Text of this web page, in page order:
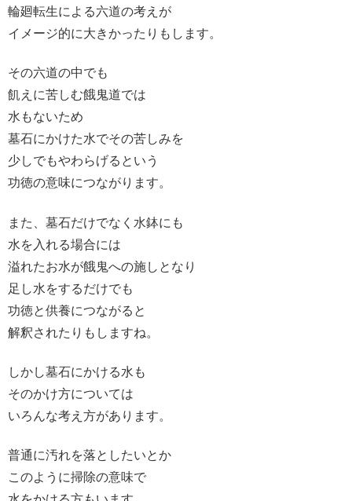
輪廻転生による六道の考えが
イメージ的に大きかったりもします。
その六道の中でも
飢えに苦しむ餓鬼道では
水もないため
墓石にかけた水でその苦しみを
少しでもやわらげるという
功徳の意味につながります。
また、墓石だけでなく水鉢にも
水を入れる場合には
溢れたお水が餓鬼への施しとなり
足し水をするだけでも
功徳と供養につながると
解釈されたりもしますね。
しかし墓石にかける水も
そのかけ方については
いろんな考え方があります。
普通に汚れを落としたいとか
このように掃除の意味で